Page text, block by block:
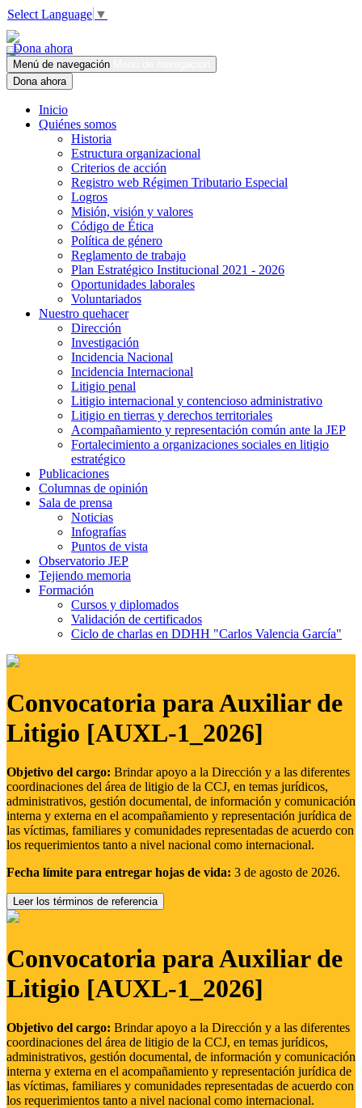
Select Language ▼
Dona ahora
Menú de navegación
Dona ahora
Inicio
Quiénes somos
Historia
Estructura organizacional
Criterios de acción
Registro web Régimen Tributario Especial
Logros
Misión, visión y valores
Código de Ética
Política de género
Reglamento de trabajo
Plan Estratégico Institucional 2021 - 2026
Oportunidades laborales
Voluntariados
Nuestro quehacer
Dirección
Investigación
Incidencia Nacional
Incidencia Internacional
Litigio penal
Litigio internacional y contencioso administrativo
Litigio en tierras y derechos territoriales
Acompañamiento y representación común ante la JEP
Fortalecimiento a organizaciones sociales en litigio
estratégico
Publicaciones
Columnas de opinión
Sala de prensa
Noticias
Infografías
Puntos de vista
Observatorio JEP
Tejiendo memoria
Formación
Cursos y diplomados
Validación de certificados
Ciclo de charlas en DDHH "Carlos Valencia García"
Convocatoria para Auxiliar de
Litigio [AUXL-1_2026]
Objetivo del cargo: Brindar apoyo a la Dirección y a las diferentes
coordinaciones del área de litigio de la CCJ, en temas jurídicos,
administrativos, gestión documental, de información y comunicación
interna y externa en el acompañamiento y representación jurídica de
las víctimas, familiares y comunidades representadas de acuerdo con
los requerimientos tanto a nivel nacional como internacional.
Fecha límite para entregar hojas de vida: 3 de agosto de 2026.
Leer los términos de referencia
Convocatoria para Auxiliar de
Litigio [AUXL-1_2026]
Objetivo del cargo: Brindar apoyo a la Dirección y a las diferentes
coordinaciones del área de litigio de la CCJ, en temas jurídicos,
administrativos, gestión documental, de información y comunicación
interna y externa en el acompañamiento y representación jurídica de
las víctimas, familiares y comunidades representadas de acuerdo con
los requerimientos tanto a nivel nacional como internacional.